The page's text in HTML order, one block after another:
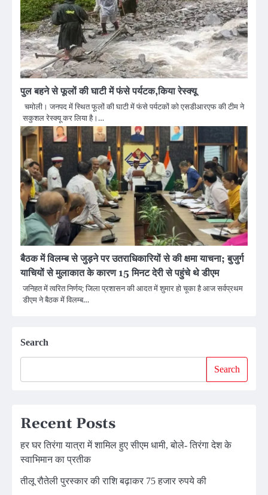
पुल बहने से फूलों की घाटी में फंसे पर्यटक,किया रेस्क्यू
चमोली। जनपद में स्थित फूलों की घाटी में फंसे पर्यटकों को एसडीआरएफ की टीम ने
सकुशल रेस्क्यू कर लिया है।…
बैठक में विलम्ब से जुड़ने पर उतराधिकारियों से की क्षमा याचना; बुजुर्ग
याचियों से मुलाकात के कारण 15 मिनट देरी से पहुंचे थे डीएम
जनिहत में त्वरित निर्णय; जिला प्रशासन की आदत में शुमार हो चूका है आज सर्वप्रथम
डीएम ने बैठक में विलम्ब…
Search
Search
Recent Posts
हर घर तिरंगा यात्रा में शामिल हुए सीएम धामी, बोले- तिरंगा देश के
स्वाभिमान का प्रतीक
तीलू रौतेली पुरस्कार की राशि बढ़ाकर 75 हजार रुपये की